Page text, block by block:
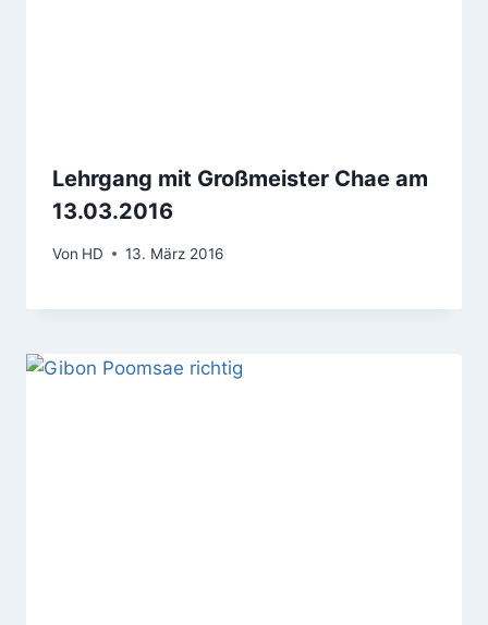
Lehrgang mit Großmeister Chae am
13.03.2016
Von HD 13. März 2016